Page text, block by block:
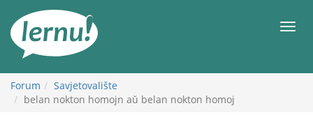
Meni
Forum
Savjetovalište
belan nokton homojn aŭ belan nokton homoj